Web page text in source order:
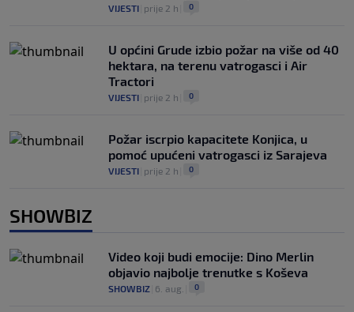
VIJESTI prije 2 h 0
U općini Grude izbio požar na više od 40
hektara, na terenu vatrogasci i Air
Tractori
VIJESTI prije 2 h 0
Požar iscrpio kapacitete Konjica, u
pomoć upućeni vatrogasci iz Sarajeva
VIJESTI prije 2 h 0
SHOWBIZ
Video koji budi emocije: Dino Merlin
objavio najbolje trenutke s Koševa
SHOWBIZ 6. aug. 0